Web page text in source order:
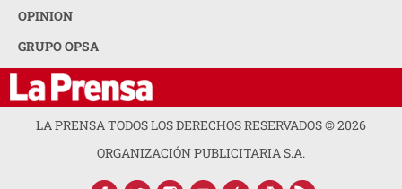
OPINION
GRUPO OPSA
LA PRENSA TODOS LOS DERECHOS RESERVADOS ©2026
ORGANIZACIÓN PUBLICITARIA S.A.